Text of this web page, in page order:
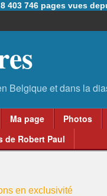
746 pages vues
Ma page Photos
de Robert Paul
en exclusivité